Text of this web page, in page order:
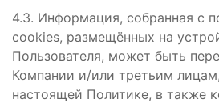
4.3. Информация, собранная с
cookies, размещённых на
Пользователя, может быть
Компании и/или третьим
настоящей Политике, в также